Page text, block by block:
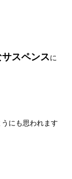
スペンスに
にも思われます